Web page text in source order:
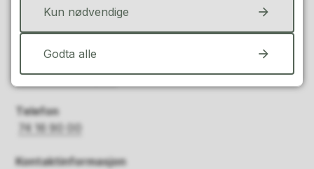
Kontakt oss
E-post
Send oss en e-post
Telefon
74 16 90 00
Kontaktinformasjon
Kun nødvendige
Godta alle